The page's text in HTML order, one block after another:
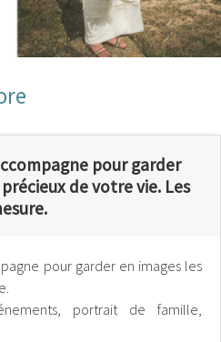
pour garder
de votre vie. Les
pour garder en images les
portrait de famille,